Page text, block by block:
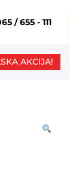
/ 655 - 111
AKCIJA!